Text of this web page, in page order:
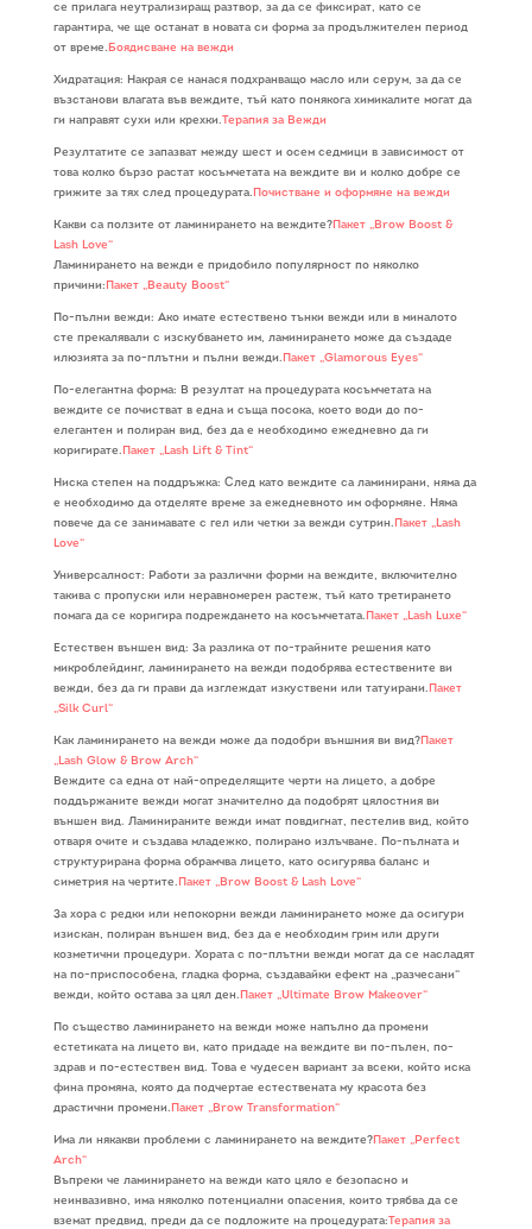
се прилага неутрализиращ разтвор, за да се фиксират, като се
гарантира, че ще останат в новата си форма за продължителен период
от време. Боядисване на вежди
Хидратация: Накрая се нанася подхранващо масло или серум, за да се
възстанови влагата във веждите, тъй като понякога химикалите могат да
ги направят сухи или крехки.Терапия за Вежди
Резултатите се запазват между шест и осем седмици в зависимост от
това колко бързо растат косъмчетата на веждите ви и колко добре се
грижите за тях след процедурата. Почистване и оформяне на вежди
Какви са ползите от ламинирането на веждите?Пакет „Brow Boost &
Lash Love“
Ламинирането на вежди е придобило популярност по няколко
причини: Пакет „Beauty Boost“
По-пълни вежди: Ако имате естествено тънки вежди или в миналото
сте прекалявали с изскубването им, ламинирането може да създаде
илюзията за по-плътни и пълни вежди. Пакет „Glamorous Eyes“
По-елегантна форма: В резултат на процедурата косъмчетата на
веждите се почистват в една и съща посока, което води до по-
елегантен и полиран вид, без да е необходимо ежедневно да ги
коригирате. Пакет „Lash Lift & Tint“
Ниска степен на поддръжка: След като веждите са ламинирани, няма да
е необходимо да отделяте време за ежедневното им оформяне. Няма
повече да се занимавате с гел или четки за вежди сутрин. Пакет „Lash
Love“
Универсалност: Работи за различни форми на веждите, включително
такива с пропуски или неравномерен растеж, тъй като третирането
помага да се коригира подреждането на косъмчетата. Пакет „Lash Luxe“
Естествен външен вид: За разлика от по-трайните решения като
микроблейдинг, ламинирането на вежди подобрява естествените ви
вежди, без да ги прави да изглеждат изкуствени или татуирани. Пакет
„Silk Curl“
Как ламинирането на вежди може да подобри външния ви вид?Пакет
„Lash Glow & Brow Arch“
Веждите са една от най-определящите черти на лицето, а добре
поддържаните вежди могат значително да подобрят цялостния ви
външен вид. Ламинираните вежди имат повдигнат, пестелив вид, който
отваря очите и създава младежко, полирано излъчване. По-пълната и
структурирана форма обрамчва лицето, като осигурява баланс и
симетрия на чертите. Пакет „Brow Boost & Lash Love“
За хора с редки или непокорни вежди ламинирането може да осигури
изискан, полиран външен вид, без да е необходим грим или други
козметични процедури. Хората с по-плътни вежди могат да се насладят
на по-приспособена, гладка форма, създавайки ефект на „разчесани“
вежди, който остава за цял ден. Пакет „Ultimate Brow Makeover“
По същество ламинирането на вежди може напълно да промени
естетиката на лицето ви, като придаде на веждите ви по-пълен, по-
здрав и по-естествен вид. Това е чудесен вариант за всеки, който иска
фина промяна, която да подчертае естествената му красота без
драстични промени. Пакет „Brow Transformation“
Има ли някакви проблеми с ламинирането на веждите?Пакет „Perfect
Arch“
Въпреки че ламинирането на вежди като цяло е безопасно и
неинвазивно, има няколко потенциални опасения, които трябва да се
вземат предвид, преди да се подложите на процедурата:Терапия за